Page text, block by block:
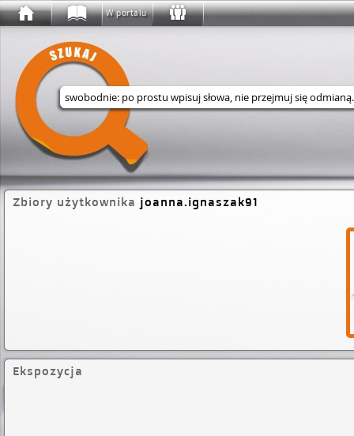
W portalu
Wyszukaj w serwisie
Zbiory użytkownika joanna.ignaszak91
Ekspozycja